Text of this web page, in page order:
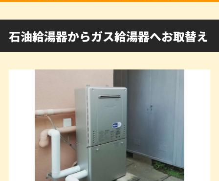
石油給湯器からガス給湯器へお取替え